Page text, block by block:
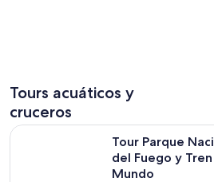
Tours acuáticos y
cruceros
Tour Parque
del Fuego y
Mundo
Tour Parque Nacional Tierra del